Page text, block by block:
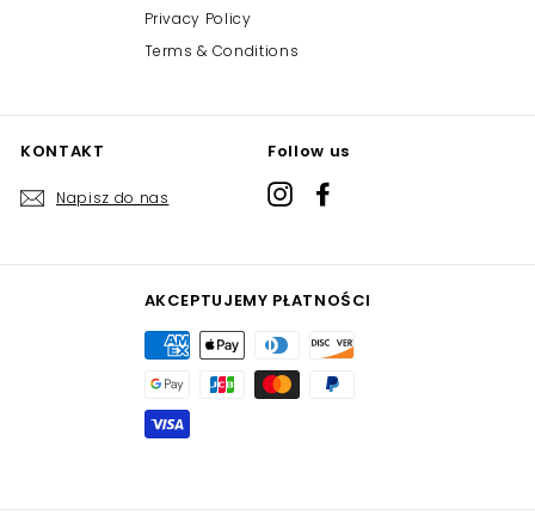
Privacy Policy
Terms & Conditions
KONTAKT
Napisz do nas
Follow us
Instagram
AKCEPTUJEMY PŁATNOŚCI